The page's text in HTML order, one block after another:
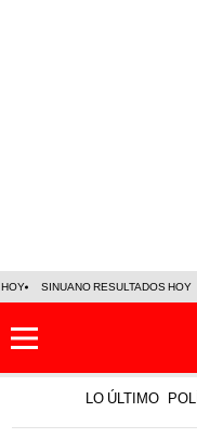
HOY SINUANO RESULTADOS HOY
LO ÚLTIMO